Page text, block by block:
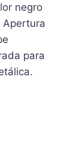
negro
Apertura
para